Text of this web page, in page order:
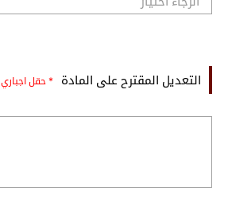
التعديل المقترح على المادة * حقل اجباري